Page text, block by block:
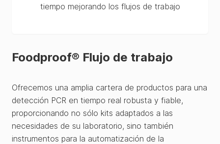
tiempo mejorando los flujos de trabajo
Foodproof® Flujo de trabajo
Ofrecemos una amplia cartera de productos para una
detección PCR en tiempo real robusta y fiable,
proporcionando no sólo kits adaptados a las
necesidades de su laboratorio, sino también
instrumentos para la automatización de la